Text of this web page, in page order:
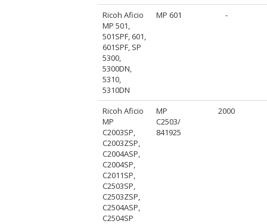
Ricoh Aficio
MP 501,
501SPF, 601,
601SPF, SP
5300,
5300DN,
5310,
5310DN
MP 601 -
Ricoh Aficio
MP
C2003SP,
C2003ZSP,
C2004ASP,
C2004SP,
C2011SP,
C2503SP,
C2503ZSP,
C2504ASP,
C2504SP
MP
C2503/
841925
2000